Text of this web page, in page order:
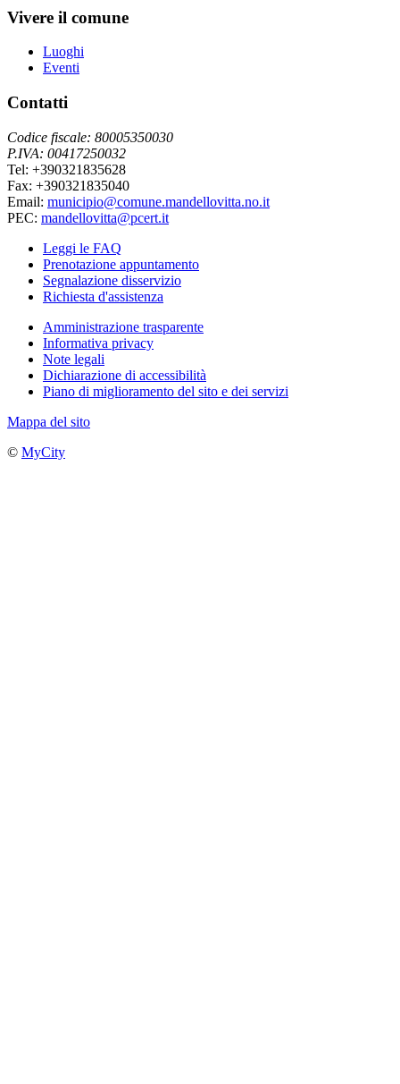
Vivere il comune
Luoghi
Eventi
Contatti
Codice fiscale: 80005350030
P.IVA: 00417250032
Tel: +390321835628
Fax: +390321835040
Email: municipio@comune.mandellovitta.no.it
PEC: mandellovitta@pcert.it
Leggi le FAQ
Prenotazione appuntamento
Segnalazione disservizio
Richiesta d'assistenza
Amministrazione trasparente
Informativa privacy
Note legali
Dichiarazione di accessibilità
Piano di miglioramento del sito e dei servizi
Mappa del sito
© MyCity